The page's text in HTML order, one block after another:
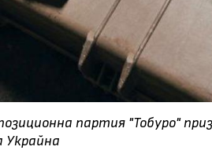
партия "Тобуро"
Украйна